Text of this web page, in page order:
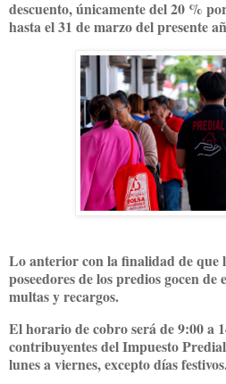
descuento, únicamente del 20 %
hasta el 31 de marzo del presente
Lo anterior con la finalidad de que
poseedores de los predios gocen de
multas y recargos.
El horario de cobro será de 9:00 a
contribuyentes del Impuesto
lunes a viernes, excepto días